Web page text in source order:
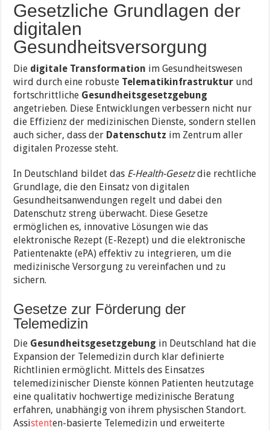
Gesetzliche Grundlagen der
digitalen
Gesundheitsversorgung
Die digitale Transformation im Gesundheitswesen
wird durch eine robuste Telematikinfrastruktur und
fortschrittliche Gesundheitsgesetzgebung
angetrieben. Diese Entwicklungen verbessern nicht nur
die Effizienz der medizinischen Dienste, sondern stellen
auch sicher, dass der Datenschutz im Zentrum aller
digitalen Prozesse steht.
In Deutschland bildet das E-Health-Gesetzdie rechtliche
Grundlage, die den Einsatz von digitalen
Gesundheitsanwendungen regelt und dabei den
Datenschutz streng überwacht. Diese Gesetze
ermöglichen es, innovative Lösungen wie das
elektronische Rezept (E-Rezept) und die elektronische
Patientenakte (ePA) effektiv zu integrieren, um die
medizinische Versorgung zu vereinfachen und zu
sichern.
Gesetze zur Förderung der
Telemedizin
Die Gesundheitsgesetzgebung in Deutschland hat die
Expansion der Telemedizin durch klar definierte
Richtlinien ermöglicht. Mittels des Einsatzes
telemedizinischer Dienste können Patienten heutzutage
eine qualitativ hochwertige medizinische Beratung
erfahren, unabhängig von ihrem physischen Standort.
Assistenten-basierte Telemedizin und erweiterte